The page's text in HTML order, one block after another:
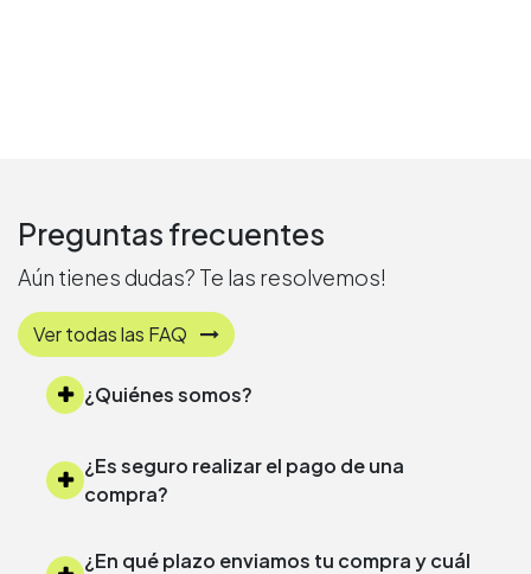
Preguntas frecuentes
Aún tienes dudas? Te las resolvemos!
Ver todas las FAQ
¿Quiénes somos?
¿Es seguro realizar el pago de una
compra?
¿En qué plazo enviamos tu compra y cuál